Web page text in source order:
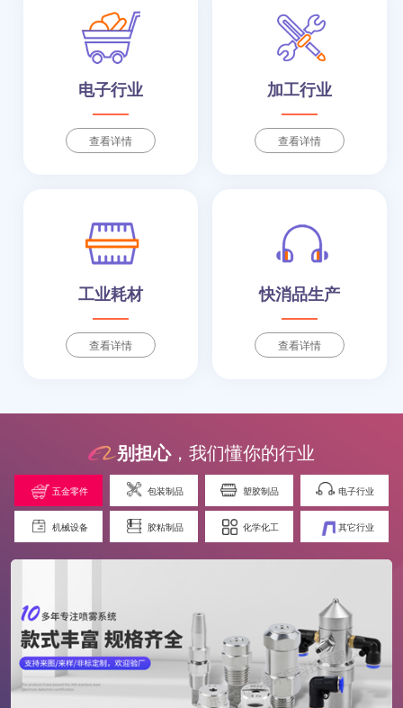
电子行业
查看详情
加工行业
查看详情
工业耗材
查看详情
快消品生产
查看详情
别担心，我们懂你的行业
五金零件 包装制品 塑胶制品 电子行业
机械设备 胶粘制品 化学化工 其它行业